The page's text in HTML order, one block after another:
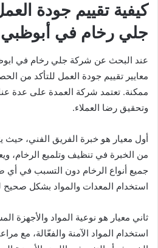
كيفية تقييم جودة
جلي رخام في أبوظبي
عند البحث عن شركة جلي رخام في
معايير تقييم جودة العمل للتأكد من
ممكنة. تعتمد شركة العمدة على عدة
وتحقيق رضا العملاء.
أول معيار هو خبرة الفريق الفني، حيث
من الخبرة في تنظيف وتلميع الرخام،
جميع أنواع الرخام دون التسبب في
استخدام المعدات والمواد بشكل صحيح
ثاني معيار هو نوعية المواد والأجهزة
استخدام المواد الآمنة والفعّالة، مع